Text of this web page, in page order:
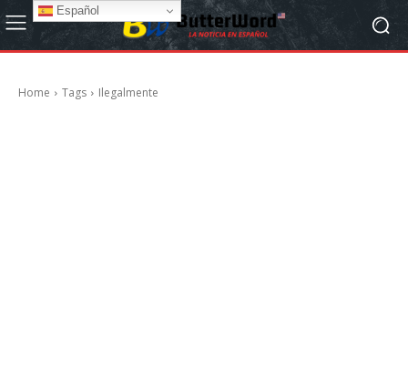
Home Tags Ilegalmente
Español